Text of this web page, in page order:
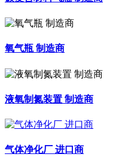
氧气瓶 制造商
液氧制氮装置 制造商
气体净化厂 进口商